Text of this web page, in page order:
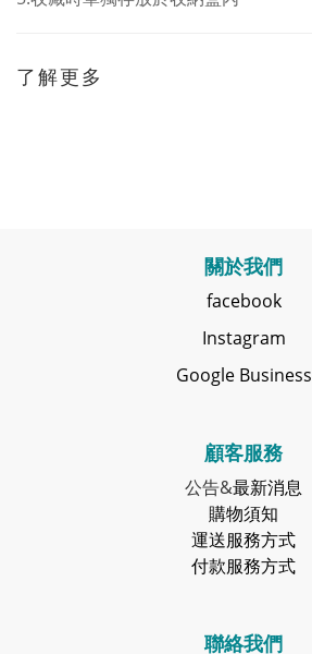
了解更多
關於我們
facebook
Instagram
Google Business
顧客服務
公告&最新消息
購物須知
運送服務方式
付款服務方式
聯絡我們